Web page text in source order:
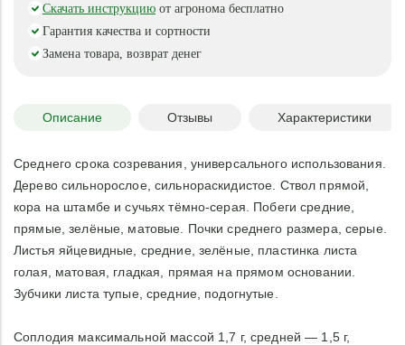
Скачать инструкцию от агронома бесплатно
Гарантия качества и сортности
Замена товара, возврат денег
Описание Отзывы Характеристики
Среднего срока созревания, универсального использования.
Дерево сильнорослое, сильнораскидистое. Ствол прямой,
кора на штамбе и сучьях тёмно-серая. Побеги средние,
прямые, зелёные, матовые. Почки среднего размера, серые.
Листья яйцевидные, средние, зелёные, пластинка листа
голая, матовая, гладкая, прямая на прямом основании.
Зубчики листа тупые, средние, подогнутые.
Соплодия максимальной массой 1,7 г, средней — 1,5 г,